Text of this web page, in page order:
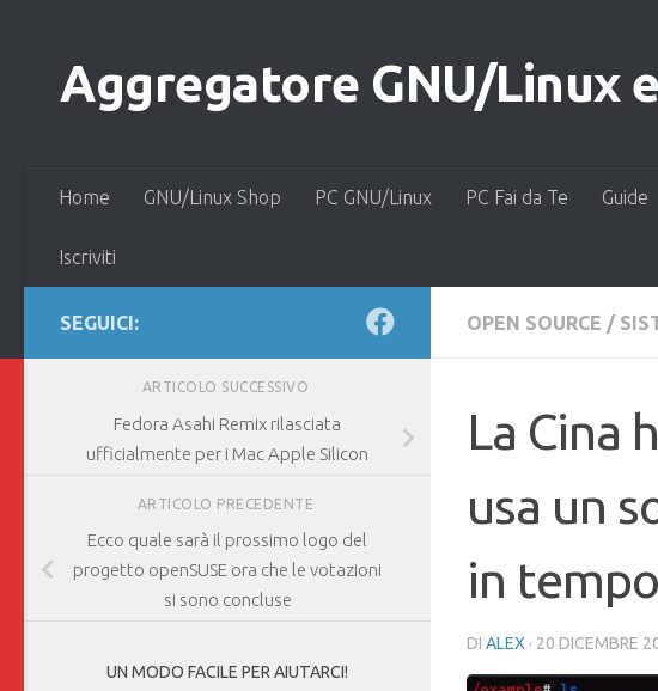
Aggregatore GNU/Linux
Home GNU/Linux Shop PC GNU/Linux PC Fai da Te Guide
Iscriviti
OPEN SOURCE /
La Cina
usa un
in
DI ALEX · 20 DICEMBRE
SEGUICI:
ARTICOLO SUCCESSIVO
Fedora Asahi Remix rilasciata
ufficialmente per i Mac Apple Silicon
ARTICOLO PRECEDENTE
Ecco quale sarà il prossimo logo del
progetto openSUSE ora che le votazioni
si sono concluse
UN MODO FACILE PER AIUTARCI!